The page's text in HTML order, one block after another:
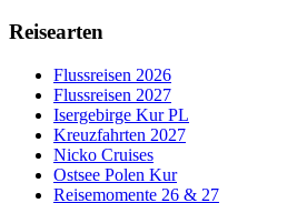
Reisearten
Flussreisen 2026
Flussreisen 2027
Isergebirge Kur PL
Kreuzfahrten 2027
Nicko Cruises
Ostsee Polen Kur
Reisemomente 26 & 27